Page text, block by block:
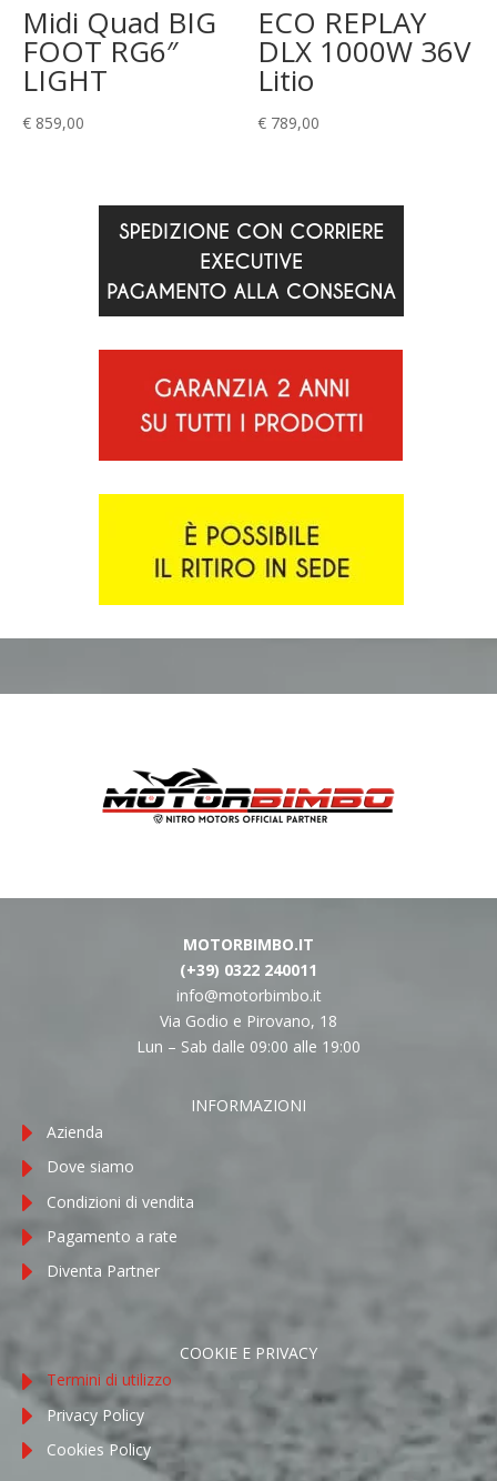
Midi Quad BIG
FOOT RG6″
LIGHT
€ 859,00
ECO REPLAY
DLX 1000W 36V
Litio
€ 789,00
MOTORBIMBO.IT
(+39) 0322 240011
info@motorbimbo.it
Via Godio e Pirovano, 18
Lun – Sab dalle 09:00 alle 19:00
INFORMAZIONI
Azienda
Dove siamo
Condizioni di vendita
Pagamento a rate
Diventa Partner
COOKIE E PRIVACY
Termini di utilizzo
Privacy Policy
Cookies Policy